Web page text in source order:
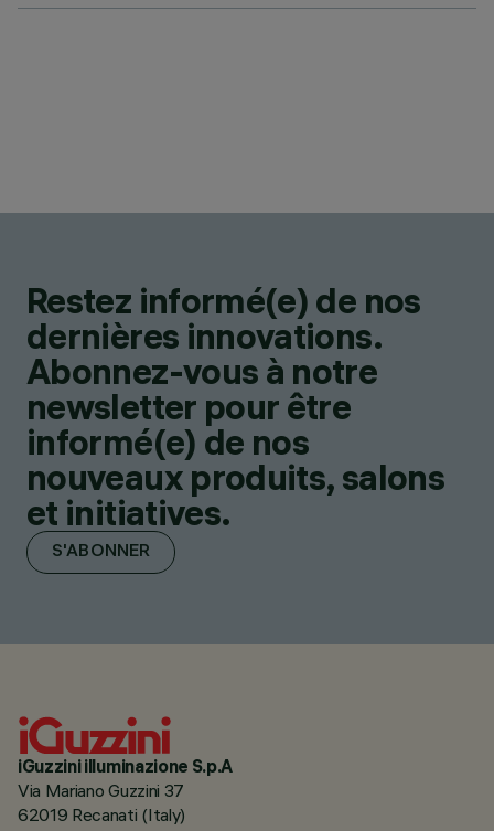
Restez informé(e) de nos
dernières innovations.
Abonnez-vous à notre
newsletter pour être
informé(e) de nos
nouveaux produits, salons
et initiatives.
S'ABONNER
iGuzzini illuminazione S.p.A
Via Mariano Guzzini 37
62019 Recanati (Italy)